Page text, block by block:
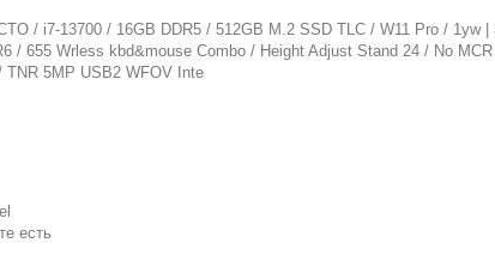
/ i7-13700 / 16GB DDR5 / 512GB M.2 SSD TLC / W11 Pro / 1yw
/ 655 Wrless kbd&mouse Combo / Height Adjust Stand 24 / No
5MP USB2 WFOV Inte
есть